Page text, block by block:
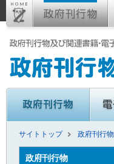
サイトトップ 政府刊行物
政府刊行物